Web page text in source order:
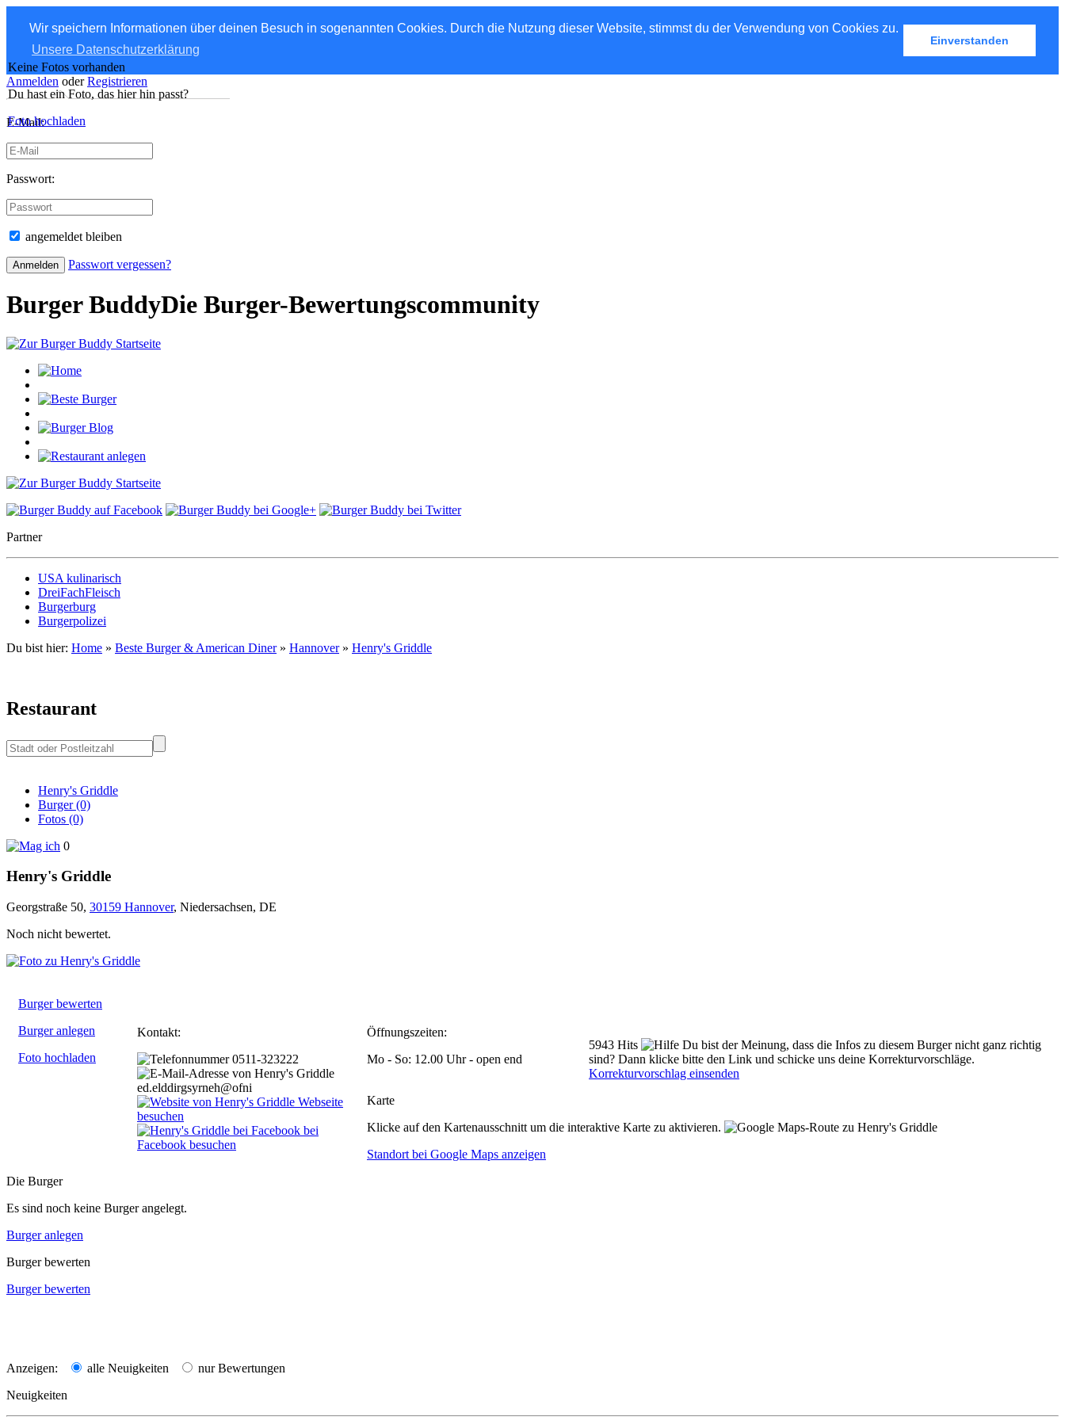
Wir speichern Informationen über deinen Besuch in sogenannten Cookies. Durch die Nutzung dieser Website, stimmst du der Verwendung von Cookies zu.
Unsere Datenschutzerklärung
Einverstanden
Anmelden oder Registrieren
E-Mail:
Passwort:
angemeldet bleiben
Passwort vergessen?
Burger BuddyDie Burger-Bewertungscommunity
Partner
USA kulinarisch
DreiFachFleisch
Burgerburg
Burgerpolizei
Du bist hier: Home » Beste Burger & American Diner» Hannover» Henry's Griddle
Restaurant
Henry's Griddle
Burger (0)
Fotos (0)
0
Henry's Griddle
Georgstraße 50, 30159 Hannover, Niedersachsen, DE
Noch nicht bewertet.
Keine Fotos vorhanden
Du hast ein Foto, das hier hin passt?
Foto hochladen
Burger bewerten
Burger anlegen
Foto hochladen
Kontakt:
0511-323222
ed.elddirgsyrneh@ofni
Webseite
besuchen
bei
Facebook besuchen
Öffnungszeiten:
Mo - So: 12.00 Uhr - open end
5943 Hits
Du bist der Meinung, dass die Infos zu diesem Burger nicht ganz richtig
sind? Dann klicke bitte den Link und schicke uns deine Korrekturvorschläge.
Korrekturvorschlag einsenden
Karte
Klicke auf den Kartenausschnitt um die interaktive Karte zu aktivieren.
Standort bei Google Maps anzeigen
Die Burger
Es sind noch keine Burger angelegt.
Burger anlegen
Burger bewerten
Burger bewerten
Anzeigen: alle Neuigkeiten
nur Bewertungen
Neuigkeiten